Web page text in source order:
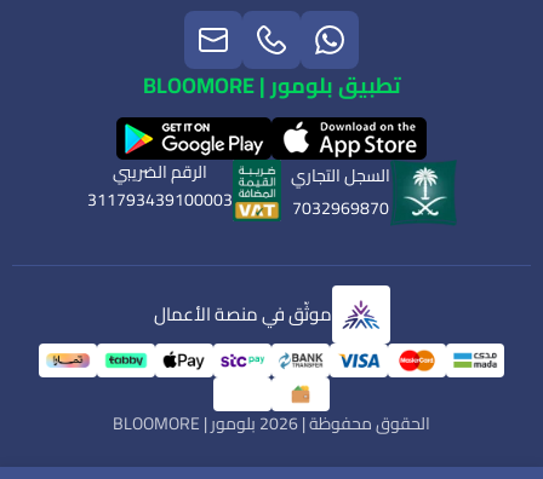
تطبيق بلومور | BLOOMORE
السجل التجاري
7032969870
الرقم الضريبي
311793439100003
موثّق في منصة الأعمال
الحقوق محفوظة | 2026 بلومور | BLOOMORE